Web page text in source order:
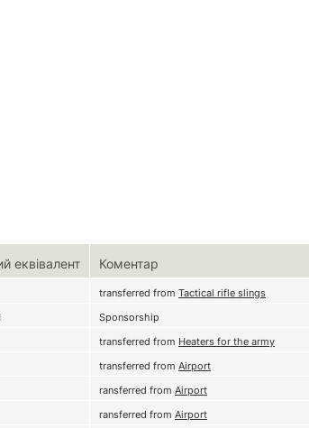
еквівалент Коментар
transferred from Tactical rifle slings
Sponsorship
transferred from Heaters for the army
transferred from Airport
ransferred from Airport
ransferred from Airport